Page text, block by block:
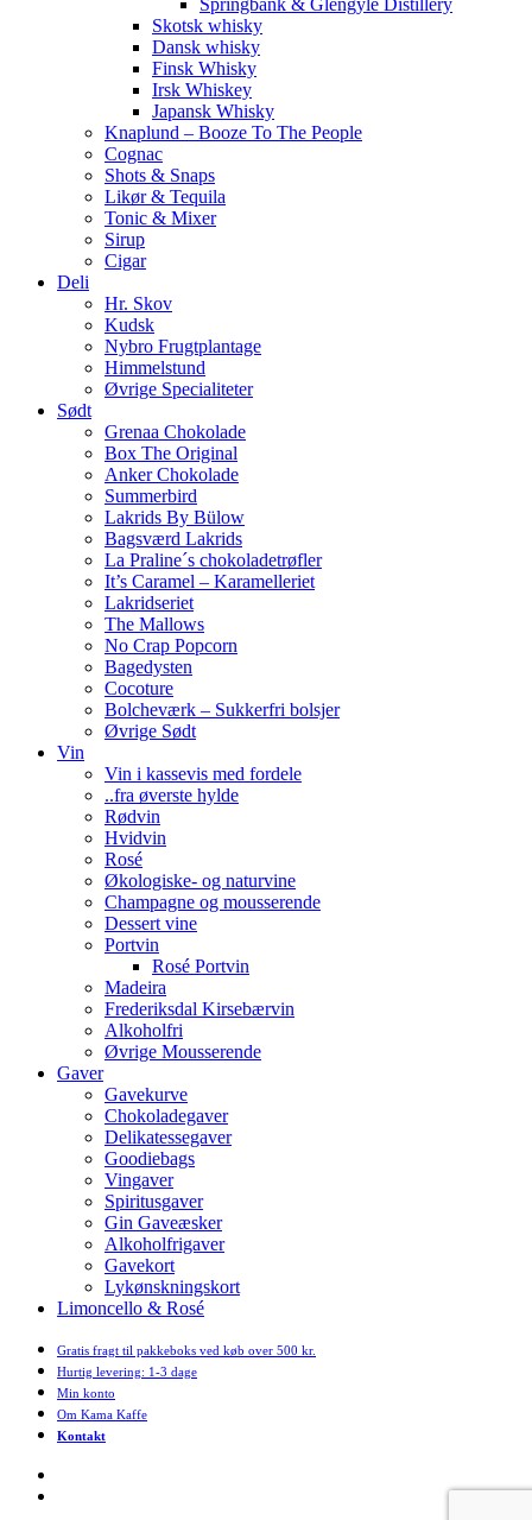
Springbank & Glengyle Distillery
Skotsk whisky
Dansk whisky
Finsk Whisky
Irsk Whiskey
Japansk Whisky
Knaplund – Booze To The People
Cognac
Shots & Snaps
Likør & Tequila
Tonic & Mixer
Sirup
Cigar
Deli
Hr. Skov
Kudsk
Nybro Frugtplantage
Himmelstund
Øvrige Specialiteter
Sødt
Grenaa Chokolade
Box The Original
Anker Chokolade
Summerbird
Lakrids By Bülow
Bagsværd Lakrids
La Praline´s chokoladetrøfler
It’s Caramel – Karamelleriet
Lakridseriet
The Mallows
No Crap Popcorn
Bagedysten
Cocoture
Bolcheværk – Sukkerfri bolsjer
Øvrige Sødt
Vin
Vin i kassevis med fordele
..fra øverste hylde
Rødvin
Hvidvin
Rosé
Økologiske- og naturvine
Champagne og mousserende
Dessert vine
Portvin
Rosé Portvin
Madeira
Frederiksdal Kirsebærvin
Alkoholfri
Øvrige Mousserende
Gaver
Gavekurve
Chokoladegaver
Delikatessegaver
Goodiebags
Vingaver
Spiritusgaver
Gin Gaveæsker
Alkoholfrigaver
Gavekort
Lykønskningskort
Limoncello & Rosé
Gratis fragt til pakkeboks ved køb over 500 kr.
Hurtig levering: 1-3 dage
Min konto
Om Kama Kaffe
Kontakt